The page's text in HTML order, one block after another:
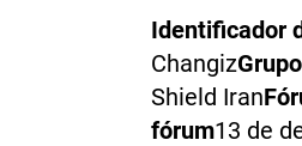
Identificador
Changiz
Shield Iran
fórum13 de